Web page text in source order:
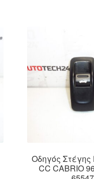
Οδηγός Στέγης
CC CABRIO